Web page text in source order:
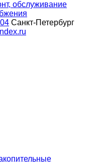
обслуживание
Санкт-Петербург